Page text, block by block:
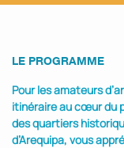
LE PROGRAMME
Pour les amateurs
itinéraire au cœur du
des quartiers
d’Arequipa, vous